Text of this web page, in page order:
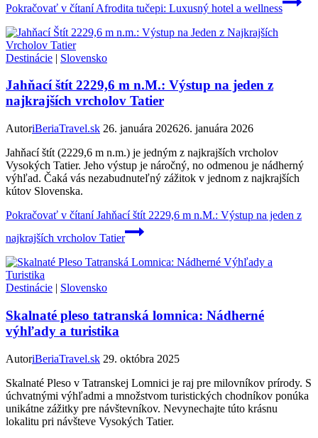
Pokračovať v čítaníAfrodita tučepi: Luxusný hotel a wellness
Destinácie | Slovensko
Jahňací štít 2229,6 m n.M.: Výstup na jeden z
najkrajších vrcholov Tatier
AutoriBeriaTravel.sk 26. januára 202626. januára 2026
Jahňací štít (2229,6 m n.m.) je jedným z najkrajších vrcholov
Vysokých Tatier. Jeho výstup je náročný, no odmenou je nádherný
výhľad. Čaká vás nezabudnuteľný zážitok v jednom z najkrajších
kútov Slovenska.
Pokračovať v čítaníJahňací štít 2229,6 m n.M.: Výstup na jeden z
najkrajších vrcholov Tatier
Destinácie | Slovensko
Skalnaté pleso tatranská lomnica: Nádherné
výhľady a turistika
AutoriBeriaTravel.sk 29. októbra 2025
Skalnaté Pleso v Tatranskej Lomnici je raj pre milovníkov prírody. S
úchvatnými výhľadmi a množstvom turistických chodníkov ponúka
unikátne zážitky pre návštevníkov. Nevynechajte túto krásnu
lokalitu pri návšteve Vysokých Tatier.